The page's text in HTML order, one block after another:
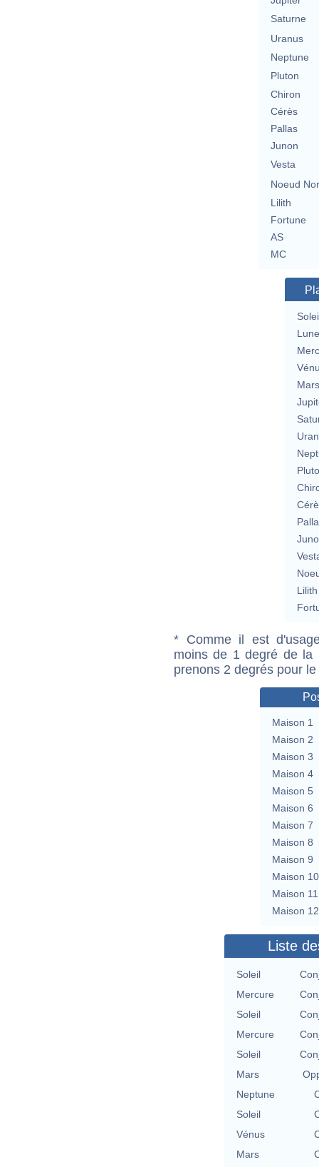
Saturne
Uranus
Neptune
Pluton
Chiron
Cérès
Pallas
Junon
Vesta
Noeud
Lilith
Fortune
AS
MC
Lune
Mars
Lilith
* Comme il est
moins de 1 degré de la
prenons 2 degrés pour
Maison 1
Maison 2
Maison 3
Maison 4
Maison 5
Maison 6
Maison 7
Maison 8
Maison 9
Maison 10
Maison 11
Maison 12
Liste
Soleil
Mercure
Soleil
Mercure
Soleil
Mars
Neptune
Soleil
Vénus
Mars